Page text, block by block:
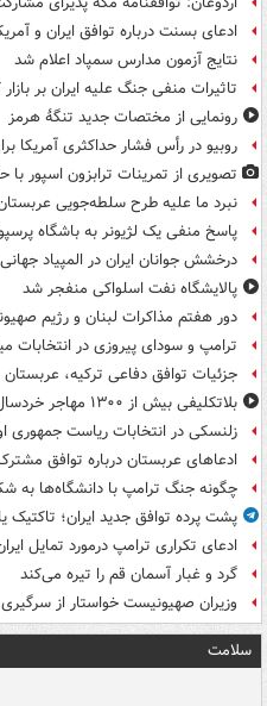
ادعای بسنت درباره توافق ایران و
نتایج آزمون مدارس سمپاد اعلام شد
تاثیرات منفی جنگ علیه ایران بر بازار
رونمایی از مختصات جدید تنگۀ هرمز
روبیو در رأس فشار حداکثری آمریکا
تصویری از تمرینات ترابزون اسپور با
نبرد ما علیه طرح سلطه‌جویی
پاسخ منفی یک لژیونر به باشگاه
درخشش جوانان ایران در المپیاد
پالایشگاه نفت اسلواکی منفجر شد
دور هفتم مذاکرات لبنان و رژیم
ترامپ و سودای پیروزی در انتخابات
جزئیات توافق دفاعی ترکیه،
بلاتکلیفی بیش از ۱۳۰۰ مهاجر خردسال در سئوتای اسپانیا
زلنسکی در انتخابات ریاست
ادعاهای عربستان درباره توافق
چگونه جنگ ترامپ با دانشگاه‌ها
پشت پرده توافق جدید ایران؛ تاکتیک
ادعای تکراری ترامپ درمورد تمایل
گرد و غبار آسمان قم را تیره می‌کند
وزیران صهیونیست خواستار از
سلامت